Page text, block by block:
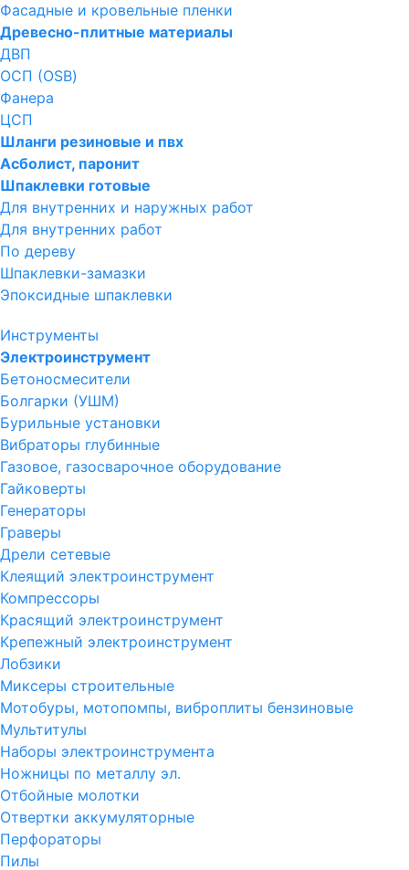
Фасадные и кровельные пленки
Древесно-плитные материалы
ДВП
ОСП (OSB)
Фанера
ЦСП
Шланги резиновые и пвх
Асболист, паронит
Шпаклевки готовые
Для внутренних и наружных работ
Для внутренних работ
По дереву
Шпаклевки-замазки
Эпоксидные шпаклевки
Инструменты
Электроинструмент
Бетоносмесители
Болгарки (УШМ)
Бурильные установки
Вибраторы глубинные
Газовое, газосварочное оборудование
Гайковерты
Генераторы
Граверы
Дрели сетевые
Клеящий электроинструмент
Компрессоры
Красящий электроинструмент
Крепежный электроинструмент
Лобзики
Миксеры строительные
Мотобуры, мотопомпы, виброплиты бензиновые
Мультитулы
Наборы электроинструмента
Ножницы по металлу эл.
Отбойные молотки
Отвертки аккумуляторные
Перфораторы
Пилы